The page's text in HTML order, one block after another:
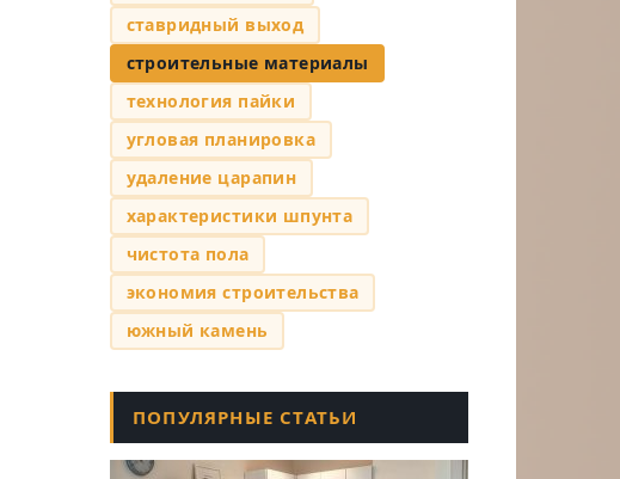
ставридный выход
строительные материалы
технология пайки
угловая планировка
удаление царапин
характеристики шпунта
чистота пола
экономия строительства
южный камень
ПОПУЛЯРНЫЕ СТАТЬИ